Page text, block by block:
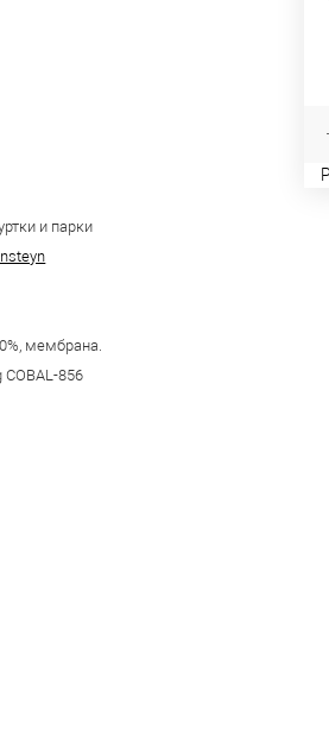
и парки
мембрана.
COBAL-856